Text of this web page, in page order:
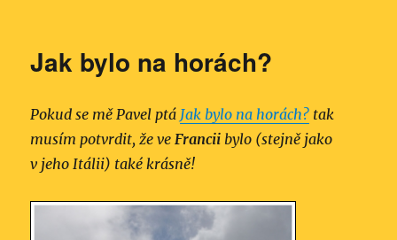
Jak bylo na horách?
Pokud se mě Pavel ptá Jak bylo na horách? tak
musím potvrdit, že ve Francii bylo (stejně jako
v jeho Itálii) také krásně!